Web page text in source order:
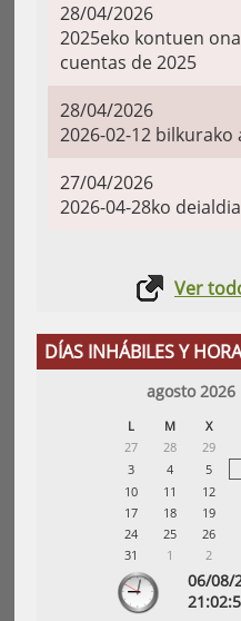
28/04/2026
2025eko kontuen
cuentas de 2025
28/04/2026
2026-02-12 bilkurako
27/04/2026
2026-04-28ko deialdia
Ver
DÍAS INHÁBILES Y
agosto 2026
L M X
27
28 29
3
4 5
10
11 12
17
18 19
24
25 26
31
1 2
06/08/
21:02